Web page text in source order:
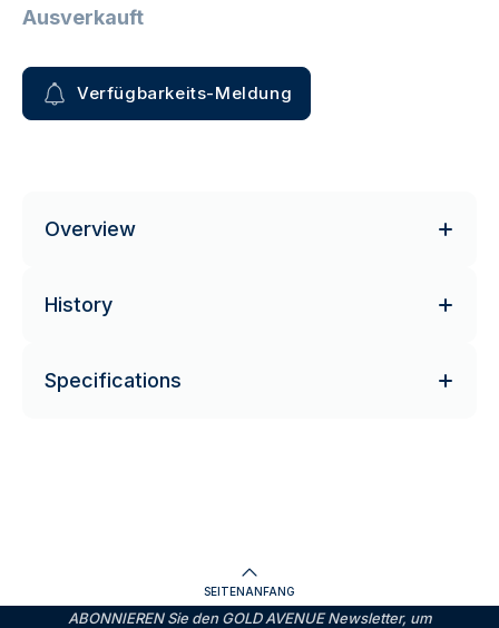
Ausverkauft
Verfügbarkeits-Meldung
Overview
History
Specifications
SEITENANFANG
ABONNIEREN Sie den GOLD AVENUE Newsletter, um